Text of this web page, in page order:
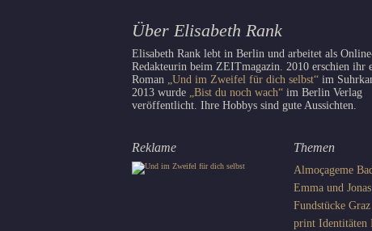
Über Elisabeth Rank
Elisabeth Rank lebt in Berlin und arbeitet als
Redakteurin beim ZEITmagazin. 2010 erschien ihr
Roman „Und im Zweifel für dich selbst“ im
2013 wurde „Bist du noch wach“ im Berlin Verlag
veröffentlicht. Ihre Hobbys sind gute Aussichten.
Reklame Themen
Almoçageme
Emma und Jonas
Fundstücke Graz
print Identitäten